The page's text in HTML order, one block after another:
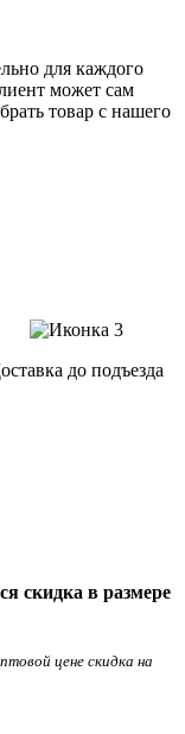
для каждого
может сам
товар с нашего
до подъезда
скидка в размере
цене скидка на